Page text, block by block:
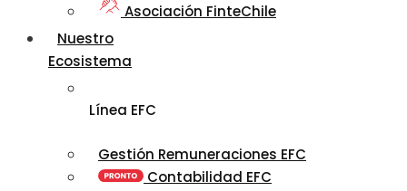
Asociación FinteChile
Nuestro
Ecosistema
Línea EFC
Gestión Remuneraciones EFC
Contabilidad EFC